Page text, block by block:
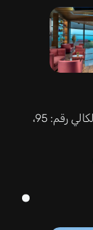
حي شنليك كوي، شارع يشيلكوي هالكالي رقم: 95،